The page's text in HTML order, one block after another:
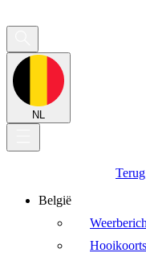
NL
België